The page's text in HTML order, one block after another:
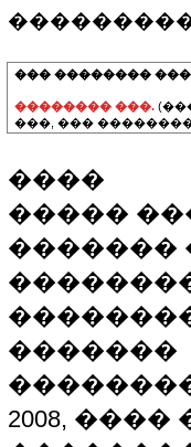
��� ��������
�������� ���.
���, ���
����
�����
�������
�������
2008,